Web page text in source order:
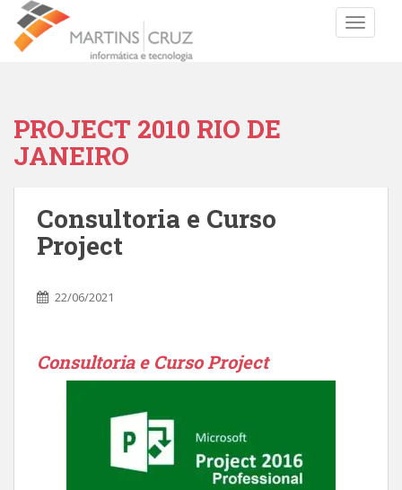
PROJECT 2010 RIO DE
JANEIRO
Consultoria e Curso
Project
22/06/2021
Consultoria e Curso Project